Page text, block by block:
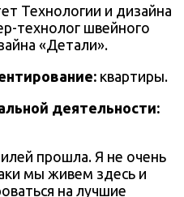
Технологии и дизайна
технолог швейного
«Детали».
квартиры.
деятельности:
прошла. Я не очень
мы живем здесь и
на лучшие